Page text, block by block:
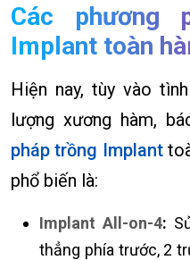
Các phương
Implant toàn
Hiện nay, tùy vào
lượng xương hàm,
pháp trồng Implant
phổ biến là:
Implant All-on-4:
thẳng phía trước, 2